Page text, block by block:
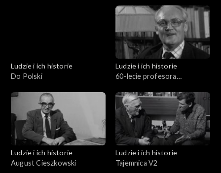
Ludzie i ich historie
Do Polski
Ludzie i ich historie
60-lecie profesora
Ludzie i ich historie
August Cieszkowski
Ludzie i ich historie
Tajemnica V2